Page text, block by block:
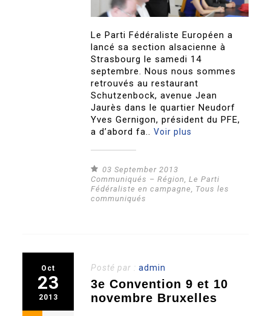
Le Parti Fédéraliste Européen a
lancé sa section alsacienne à
Strasbourg le samedi 14
septembre. Nous nous sommes
retrouvés au restaurant
Schutzenbock, avenue Jean
Jaurès dans le quartier Neudorf
Yves Gernigon, président du PFE,
a d’abord fa..Voir plus
03 September 2013
Communiqués – Région,Le Parti
Fédéraliste en campagne, Tous les
communiqués
Oct
23
2013
Posté par :admin
3e Convention 9 et 10
novembre Bruxelles